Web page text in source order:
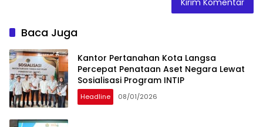
Baca Juga
Kantor Pertanahan Kota Langsa
Percepat Penataan Aset Negara Lewat
Sosialisasi Program INTIP
Headline 08/01/2026